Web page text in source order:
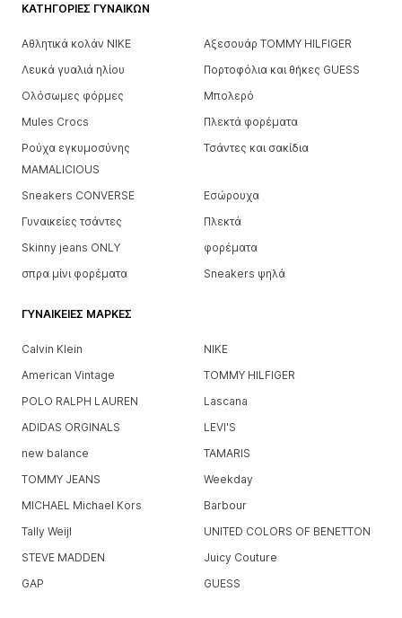
ΚΑΤΗΓΟΡΊΕΣ ΓΥΝΑΙΚΏΝ
Αθλητικά κολάν NIKE
Αξεσουάρ TOMMY HILFIGER
Λευκά γυαλιά ηλίου
Πορτοφόλια και θήκες GUESS
Ολόσωμες φόρμες
Μπολερό
Mules Crocs
Πλεκτά φορέματα
Ρούχα εγκυμοσύνης
MAMALICIOUS
Τσάντες και σακίδια
Sneakers CONVERSE
Εσώρουχα
Γυναικείες τσάντες
Πλεκτά
Skinny jeans ONLY
φορέματα
σπρα μίνι φορέματα
Sneakers ψηλά
ΓΥΝΑΙΚΕΊΕΣ ΜΆΡΚΕΣ
Calvin Klein
NIKE
American Vintage
TOMMY HILFIGER
POLO RALPH LAUREN
Lascana
ADIDAS ORGINALS
LEVI'S
new balance
TAMARIS
TOMMY JEANS
Weekday
MICHAEL Michael Kors
Barbour
Tally Weijl
UNITED COLORS OF BENETTON
STEVE MADDEN
Juicy Couture
GAP
GUESS